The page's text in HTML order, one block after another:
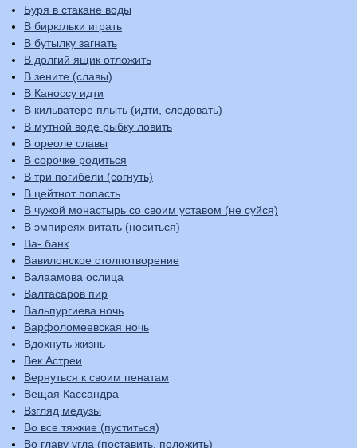
Буря в стакане воды
В бирюльки играть
В бутылку загнать
В долгий ящик отложить
В зените (славы)
В Каноссу идти
В кильватере плыть (идти, следовать)
В мутной воде рыбку ловить
В ореоле славы
В сорочке родиться
В три погибели (согнуть)
В цейтнот попасть
В чужой монастырь со своим уставом (не суйся)
В эмпиреях витать (носиться)
Ва- банк
Вавилонское столпотворение
Валаамова ослица
Валтасаров пир
Вальпургиева ночь
Варфоломеевская ночь
Вдохнуть жизнь
Век Астреи
Вернуться к своим пенатам
Вещая Кассандра
Взгляд медузы
Во все тяжкие (пуститься)
Во главу угла (поставить, положить)